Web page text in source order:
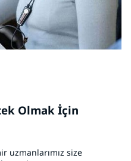
Olmak İçin
uzmanlarımız size